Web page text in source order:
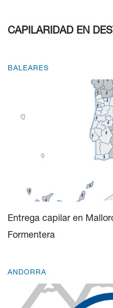
CAPILARIDAD EN
BALEARES
Entrega capilar en
Formentera
ANDORRA